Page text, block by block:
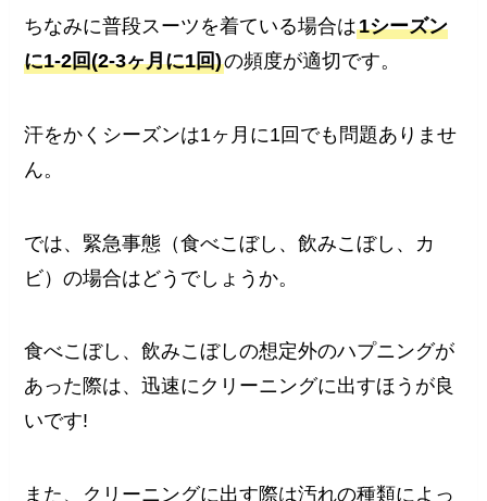
ちなみに普段スーツを着ている場合は1シーズン
に1-2回(2-3ヶ月に1回)の頻度が適切です。
汗をかくシーズンは1ヶ月に1回でも問題ありませ
ん。
では、緊急事態（食べこぼし、飲みこぼし、カ
ビ）の場合はどうでしょうか。
食べこぼし、飲みこぼしの想定外のハプニングが
あった際は、迅速にクリーニングに出すほうが良
いです!
また、クリーニングに出す際は汚れの種類によっ